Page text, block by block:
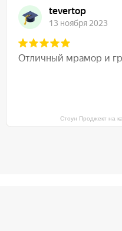
Стоун Проджект на